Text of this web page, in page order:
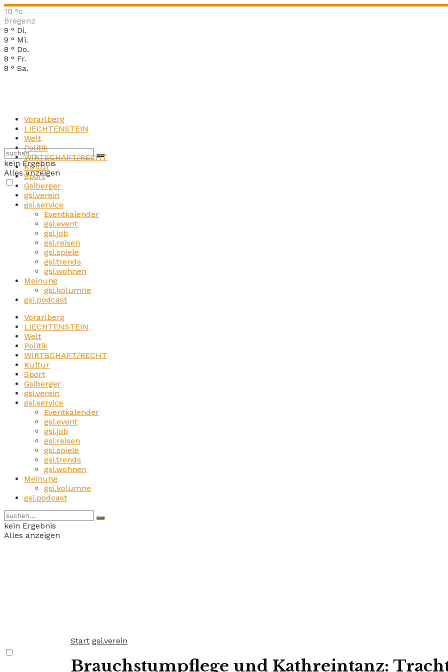
10 °c
Bregenz
9 ° Di.
9 ° Mi.
8 ° Do.
8 ° Fr.
8 ° Sa.
kein Ergebnis
Alles anzeigen
Vorarlberg
LIECHTENSTEIN
Welt
Politik
WIRTSCHAFT/RECHT
Kultur
Sport
Gsiberger
gsi.verein
gsi.service
Eventkalender
gsi.event
gsi.job
gsi.reisen
gsi.spiele
gsi.trends
gsi.wohnen
Meinung
gsi.kolumne
gsi.podcast
Vorarlberg
LIECHTENSTEIN
Welt
Politik
WIRTSCHAFT/RECHT
Kultur
Sport
Gsiberger
gsi.verein
gsi.service
Eventkalender
gsi.event
gsi.job
gsi.reisen
gsi.spiele
gsi.trends
gsi.wohnen
Meinung
gsi.kolumne
gsi.podcast
kein Ergebnis
Alles anzeigen
Start gsi.verein
Brauchstumpflege und Kathreintanz: